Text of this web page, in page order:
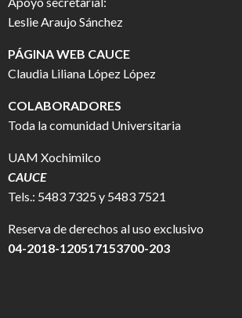
Leslie Araujo Sánchez
PÁGINA WEB CAUCE
Claudia Liliana López López
COLABORADORES
Toda la comunidad Universitaria
UAM Xochimilco
CAUCE
Tels.: 5483 7325 y 5483 7521
Reserva de derechos al uso exclusivo
04-2018-120517153700-203